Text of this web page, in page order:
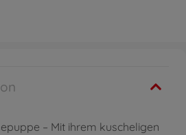
– Mit ihrem kuscheligen